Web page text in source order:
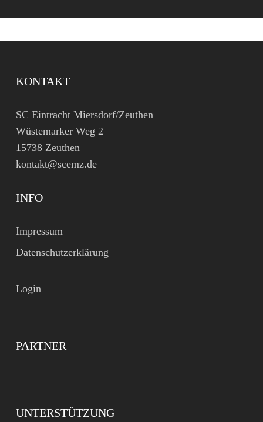
KONTAKT
SC Eintracht Miersdorf/Zeuthen
Wüstemarker Weg 2
15738 Zeuthen
kontakt@scemz.de
INFO
Impressum
Datenschutzerklärung
Login
PARTNER
UNTERSTÜTZUNG